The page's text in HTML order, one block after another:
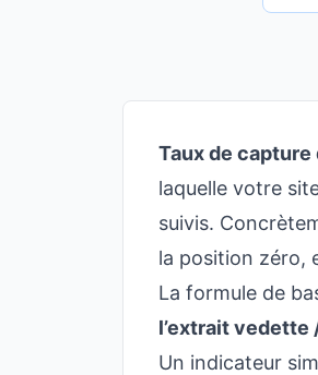
Taux de capture
laquelle votre
suivis.
la position zéro,
La formule de
l’extrait vedette
Un indicateur